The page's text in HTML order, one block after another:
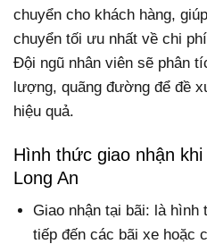
chuyển cho khách hàng,
chuyển tối ưu nhất về chi
Đội ngũ nhân viên sẽ phân
lượng, quãng đường để đề
hiệu quả.
Hình thức giao nhận
Long An
Giao nhận tại bãi: là
tiếp đến các bãi xe hoặc